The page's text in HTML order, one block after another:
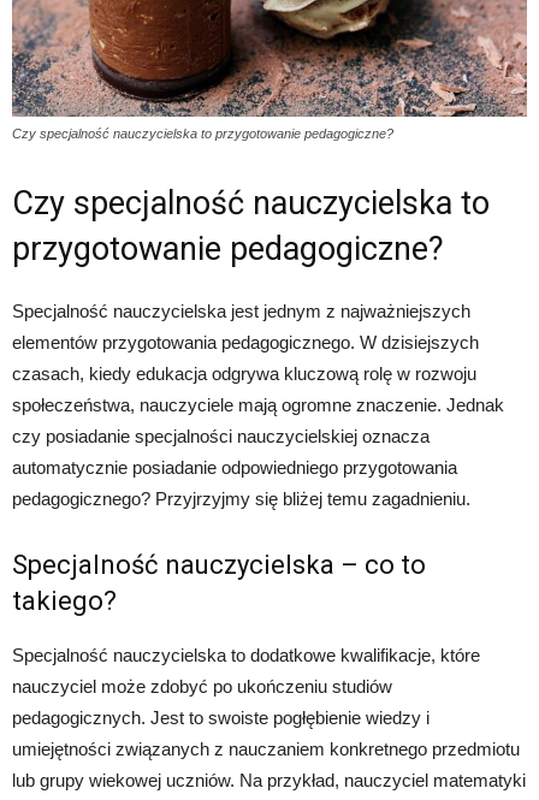
Czy specjalność nauczycielska to przygotowanie pedagogiczne?
Czy specjalność nauczycielska to
przygotowanie pedagogiczne?
Specjalność nauczycielska jest jednym z najważniejszych
elementów przygotowania pedagogicznego. W dzisiejszych
czasach, kiedy edukacja odgrywa kluczową rolę w rozwoju
społeczeństwa, nauczyciele mają ogromne znaczenie. Jednak
czy posiadanie specjalności nauczycielskiej oznacza
automatycznie posiadanie odpowiedniego przygotowania
pedagogicznego? Przyjrzyjmy się bliżej temu zagadnieniu.
Specjalność nauczycielska – co to
takiego?
Specjalność nauczycielska to dodatkowe kwalifikacje, które
nauczyciel może zdobyć po ukończeniu studiów
pedagogicznych. Jest to swoiste pogłębienie wiedzy i
umiejętności związanych z nauczaniem konkretnego przedmiotu
lub grupy wiekowej uczniów. Na przykład, nauczyciel matematyki